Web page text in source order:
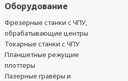
Оборудование
Фрезерные станки с ЧПУ,
обрабатывающие центры
Токарные станки с ЧПУ
Планшетные режущие
плоттеры
Лазерные гравёры и